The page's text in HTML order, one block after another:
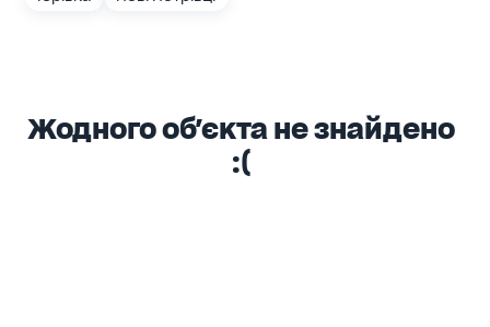
Жодного об'єкта не знайдено
:(